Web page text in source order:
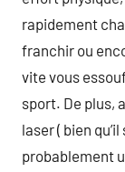
rapidement
franchir ou
vite vous
sport. De plus,
laser ( bien
probablement